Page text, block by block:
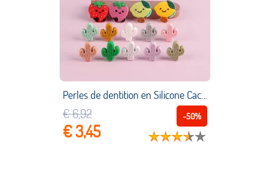
Perles de dentition en Silicone Cactus pour bébé, 25mm, 10 pièces/lot, chaînes de sucette, collier, accessoires de qualité alimentaire, soins à mâcher sans BPA
-50%
€ 6,92
€ 3,45